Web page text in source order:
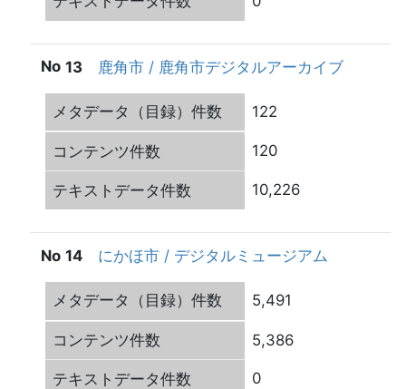
鹿角市 / 鹿角市デジタルアーカイブ
13
122
120
10,226
にかほ市 / デジタルミュージアム
14
5,491
5,386
0